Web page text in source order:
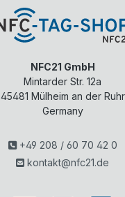
NFC21 GmbH
Mintarder Str. 12a
45481 Mülheim an der Ruhr
Germany
+49 208 / 60 70 42 0
kontakt@nfc21.de